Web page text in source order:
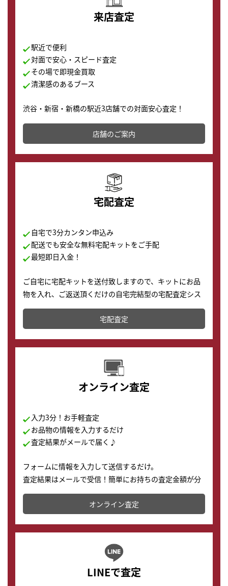
来店査定
駅近で便利
対面で安心・スピード査定
その場で即現金買取
清潔感のあるブース
渋谷・新宿・新橋の駅近3店舗での対面安心査定！
その場で現金買取致します。渋谷本店では、時計販売の
店舗を併設しており、下取りに出してお得に新しい時計
の購入もできます♪
店舗のご案内
宅配査定
自宅で3分カンタン申込み
配送でも安全な無料宅配キットをご手配
最短即日入金！
ご自宅に宅配キットを送付致しますので、キットにお品
物を入れ、ご返送頂くだけの自宅完結型の宅配査定シス
テムです。
配送でも簡単&安全に査定・買取に出すことが可能で
す。
宅配査定
オンライン査定
入力3分！お手軽査定
お品物の情報を入力するだけ
査定結果がメールで届く♪
フォームに情報を入力して送信するだけ。
査定結果はメールで受信！簡単にお持ちの査定金額が分
かります。
オンライン査定
LINEで査定